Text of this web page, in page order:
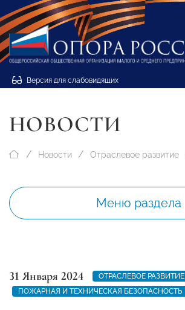
Версия для слабовидящих
НОВОСТИ
Новости Отраслевое развитие
Меню раздела
31 Января 2024
ОТРАСЛЕВОЕ РАЗВИТИЕ
ПОЖАРНАЯ И ТЕХНИЧЕСКАЯ БЕЗОПАСНОСТЬ